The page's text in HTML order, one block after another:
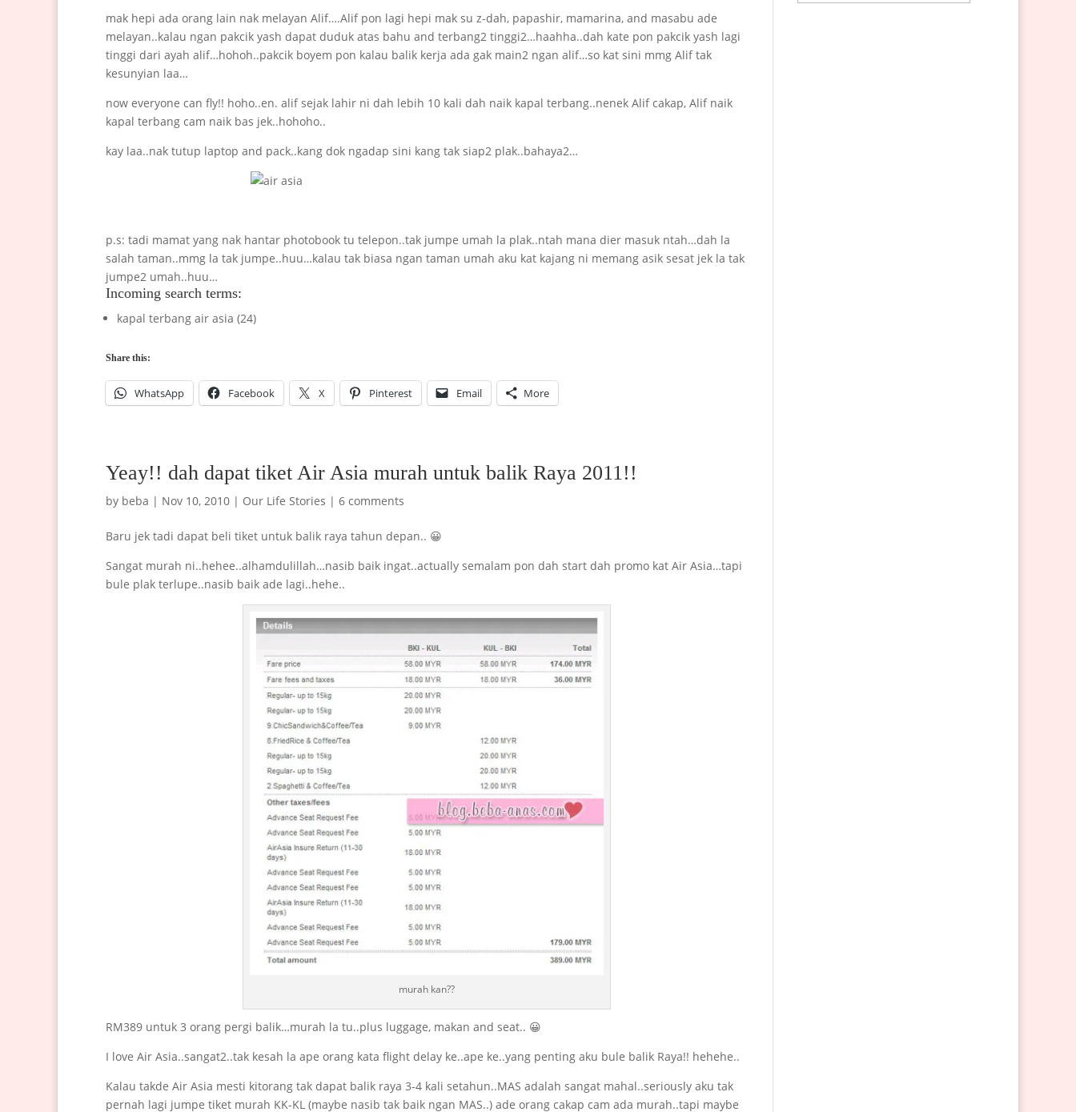
mak hepi ada orang lain nak melayan Alif….Alif pon lagi hepi mak su z-dah, papashir, mamarina, and masabu ade
melayan..kalau ngan pakcik yash dapat duduk atas bahu and terbang2 tinggi2…haahha..dah kate pon pakcik yash lagi
tinggi dari ayah alif…hohoh..pakcik boyem pon kalau balik kerja ada gak main2 ngan alif…so kat sini mmg Alif tak
kesunyian laa…
now everyone can fly!! hoho..en. alif sejak lahir ni dah lebih 10 kali dah naik kapal terbang..nenek Alif cakap, Alif naik
kapal terbang cam naik bas jek..hohoho..
kay laa..nak tutup laptop and pack..kang dok ngadap sini kang tak siap2 plak..bahaya2…
p.s: tadi mamat yang nak hantar photobook tu telepon..tak jumpe umah la plak..ntah mana dier masuk ntah…dah la
salah taman..mmg la tak jumpe..huu…kalau tak biasa ngan taman umah aku kat kajang ni memang asik sesat jek la tak
jumpe2 umah..huu…
Incoming search terms:
kapal terbang air asia (24)
Share this:
WhatsApp Facebook X Pinterest Email More
Yeay!! dah dapat tiket Air Asia murah untuk balik Raya 2011!!
by beba | Nov 10, 2010 | Our Life Stories | 6 comments
Baru jek tadi dapat beli tiket untuk balik raya tahun depan.. 😀
Sangat murah ni..hehee..alhamdulillah…nasib baik ingat..actually semalam pon dah start dah promo kat Air Asia…tapi
bule plak terlupe..nasib baik ade lagi..hehe..
murah kan??
RM389 untuk 3 orang pergi balik…murah la tu..plus luggage, makan and seat.. 😀
I love Air Asia..sangat2..tak kesah la ape orang kata flight delay ke..ape ke..yang penting aku bule balik Raya!! hehehe..
Kalau takde Air Asia mesti kitorang tak dapat balik raya 3-4 kali setahun..MAS adalah sangat mahal..seriously aku tak
pernah lagi jumpe tiket murah KK-KL (maybe nasib tak baik ngan MAS..) ade orang cakap cam ada murah..tapi maybe